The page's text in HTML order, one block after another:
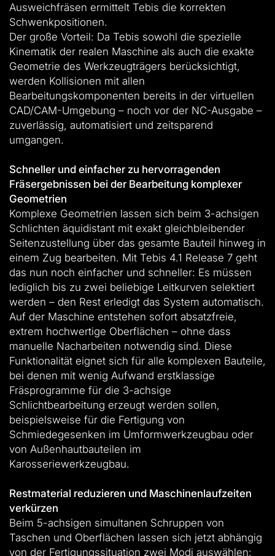
Ausweichfräsen ermittelt Tebis die korrekten
Schwenkpositionen.
Der große Vorteil: Da Tebis sowohl die spezielle
Kinematik der realen Maschine als auch die exakte
Geometrie des Werkzeugträgers berücksichtigt,
werden Kollisionen mit allen
Bearbeitungskomponenten bereits in der virtuellen
CAD/CAM-Umgebung – noch vor der NC-Ausgabe –
zuverlässig, automatisiert und zeitsparend
umgangen.
Schneller und einfacher zu hervorragenden
Fräsergebnissen bei der Bearbeitung komplexer
Geometrien
Komplexe Geometrien lassen sich beim 3-achsigen
Schlichten äquidistant mit exakt gleichbleibender
Seitenzustellung über das gesamte Bauteil hinweg in
einem Zug bearbeiten. Mit Tebis 4.1 Release 7 geht
das nun noch einfacher und schneller: Es müssen
lediglich bis zu zwei beliebige Leitkurven selektiert
werden – den Rest erledigt das System automatisch.
Auf der Maschine entstehen sofort absatzfreie,
extrem hochwertige Oberflächen – ohne dass
manuelle Nacharbeiten notwendig sind. Diese
Funktionalität eignet sich für alle komplexen Bauteile,
bei denen mit wenig Aufwand erstklassige
Fräsprogramme für die 3-achsige
Schlichtbearbeitung erzeugt werden sollen,
beispielsweise für die Fertigung von
Schmiedegesenken im Umformwerkzeugbau oder
von Außenhautbauteilen im
Karosseriewerkzeugbau.
Restmaterial reduzieren und Maschinenlaufzeiten
verkürzen
Beim 5-achsigen simultanen Schruppen von
Taschen und Oberflächen lassen sich jetzt abhängig
von der Fertigungssituation zwei Modi auswählen: